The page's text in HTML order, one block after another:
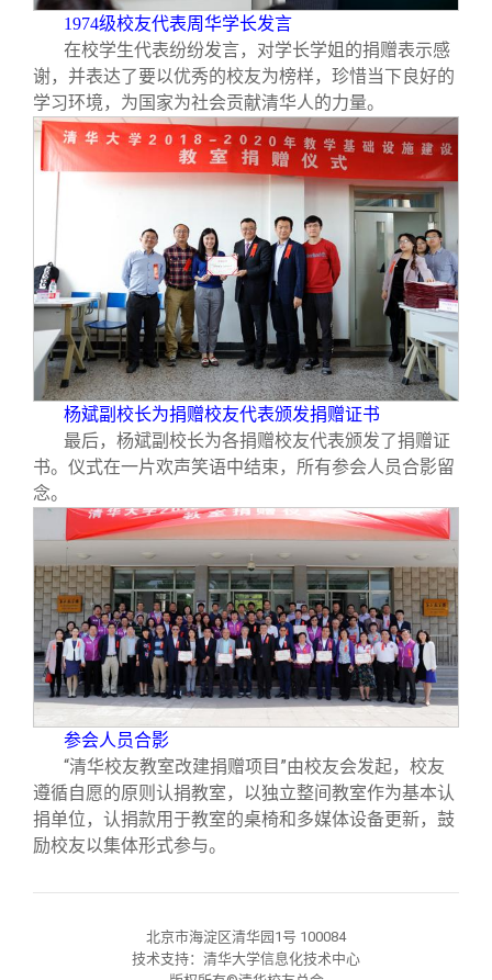
1974级校友代表周华学长发言
在校学生代表纷纷发言，对学长学姐的捐赠表示感
谢，并表达了要以优秀的校友为榜样，珍惜当下良好的
学习环境，为国家为社会贡献清华人的力量。
杨斌副校长为捐赠校友代表颁发捐赠证书
最后，杨斌副校长为各捐赠校友代表颁发了捐赠证
书。仪式在一片欢声笑语中结束，所有参会人员合影留
念。
参会人员合影
“清华校友教室改建捐赠项目”由校友会发起，校友
遵循自愿的原则认捐教室，以独立整间教室作为基本认
捐单位，认捐款用于教室的桌椅和多媒体设备更新，鼓
励校友以集体形式参与。
北京市海淀区清华园1号 100084
技术支持：清华大学信息化技术中心